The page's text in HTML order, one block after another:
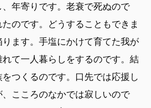
、年寄りです。老衰で死ぬので
のです。どうすることもできま
ます。手塩にかけて育てた我が
て一人暮らしをするのです。結
つくるのです。口先では応援し
こころのなかでは寂しいので